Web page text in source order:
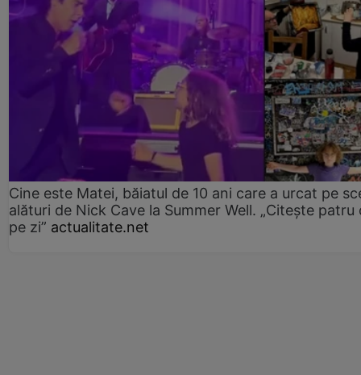
Cine este Matei, băiatul de 10 ani care a urcat pe
alături de Nick Cave la Summer Well. „Citește patru
pe zi” actualitate.net